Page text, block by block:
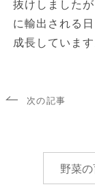
抜けしました
に輸出される
成長していま
次の記事
野菜